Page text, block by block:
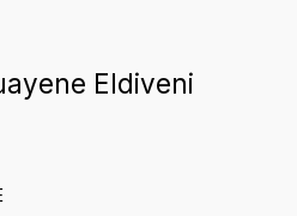
Eldiveni